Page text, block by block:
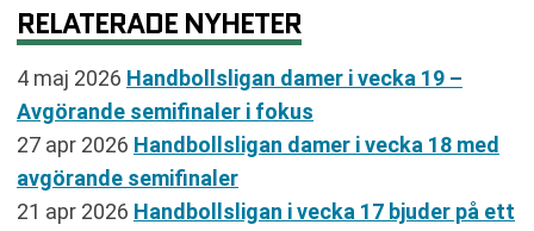
RELATERADE NYHETER
4 maj 2026 Handbollsligan damer i vecka 19 –
Avgörande semifinaler i fokus
27 apr 2026 Handbollsligan damer i vecka 18 med
avgörande semifinaler
21 apr 2026 Handbollsligan i vecka 17 bjuder på ett